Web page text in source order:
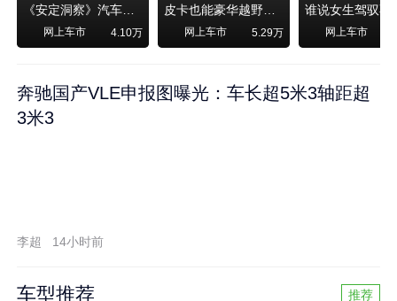
《安定洞察》汽车烧不烧油，和石油安全无关！
网上车市 4.10万
皮卡也能豪华越野！纵横F700上市，限时卖29.99万起
网上车市 5.29万 网上车市
奔驰国产VLE申报图曝光：车长超5米3轴距超
3米3
李超 14小时前
车型推荐 推荐